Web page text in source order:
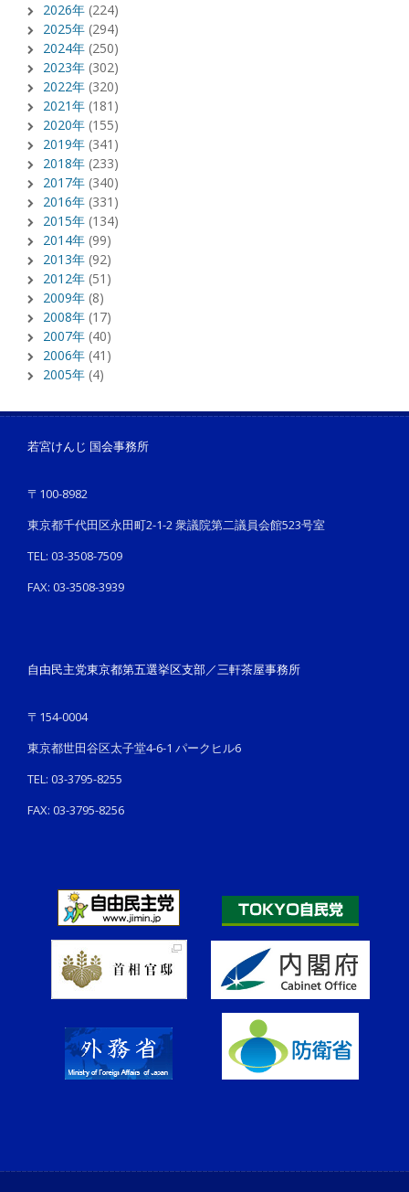
2026年 (224)
2025年 (294)
2024年 (250)
2023年 (302)
2022年 (320)
2021年 (181)
2020年 (155)
2019年 (341)
2018年 (233)
2017年 (340)
2016年 (331)
2015年 (134)
2014年 (99)
2013年 (92)
2012年 (51)
2009年 (8)
2008年 (17)
2007年 (40)
2006年 (41)
2005年 (4)
若宮けんじ 国会事務所
〒100-8982
東京都千代田区永田町2-1-2 衆議院第二議員会館523号室
TEL: 03-3508-7509
FAX: 03-3508-3939
自由民主党東京都第五選挙区支部／三軒茶屋事務所
〒154-0004
東京都世田谷区太子堂4-6-1 パークヒル6
TEL: 03-3795-8255
FAX: 03-3795-8256